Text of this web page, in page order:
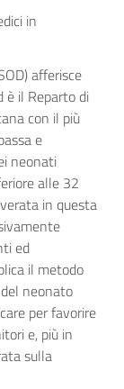
in
afferisce
è il Reparto di
con il più
e
neonati
alle 32
in questa
ed
il metodo
neonato
per favorire
e, più in
sulla